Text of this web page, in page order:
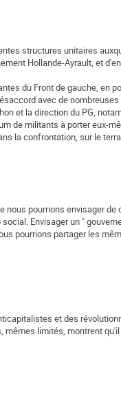
structures unitaires
Hollande-Ayrault, et
du Front de gauche, en
avec de
et la direction du PG,
de militants à porter eux-
la confrontation, sur le
pourrions envisager
Envisager un "
pourrions partager les
et des
limités, montrent